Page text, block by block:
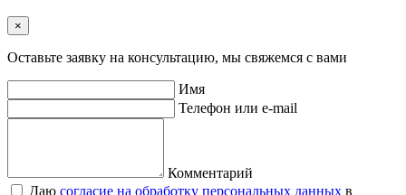
×
Оставьте заявку на консультацию, мы свяжемся с вами
Имя
Телефон или e-mail
Комментарий
Даю согласие на обработку персональных данных в